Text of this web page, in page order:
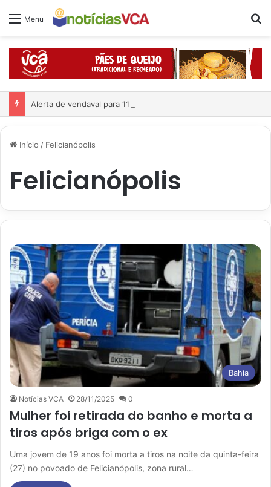
Menu
Início / Felicianópolis
Felicianópolis
Bahia
Notícias VCA 28/11/2025 0
Mulher foi retirada do banho e morta a
tiros após briga com o ex
Uma jovem de 19 anos foi morta a tiros na noite da quinta-feira
(27) no povoado de Felicianópolis, zona rural…